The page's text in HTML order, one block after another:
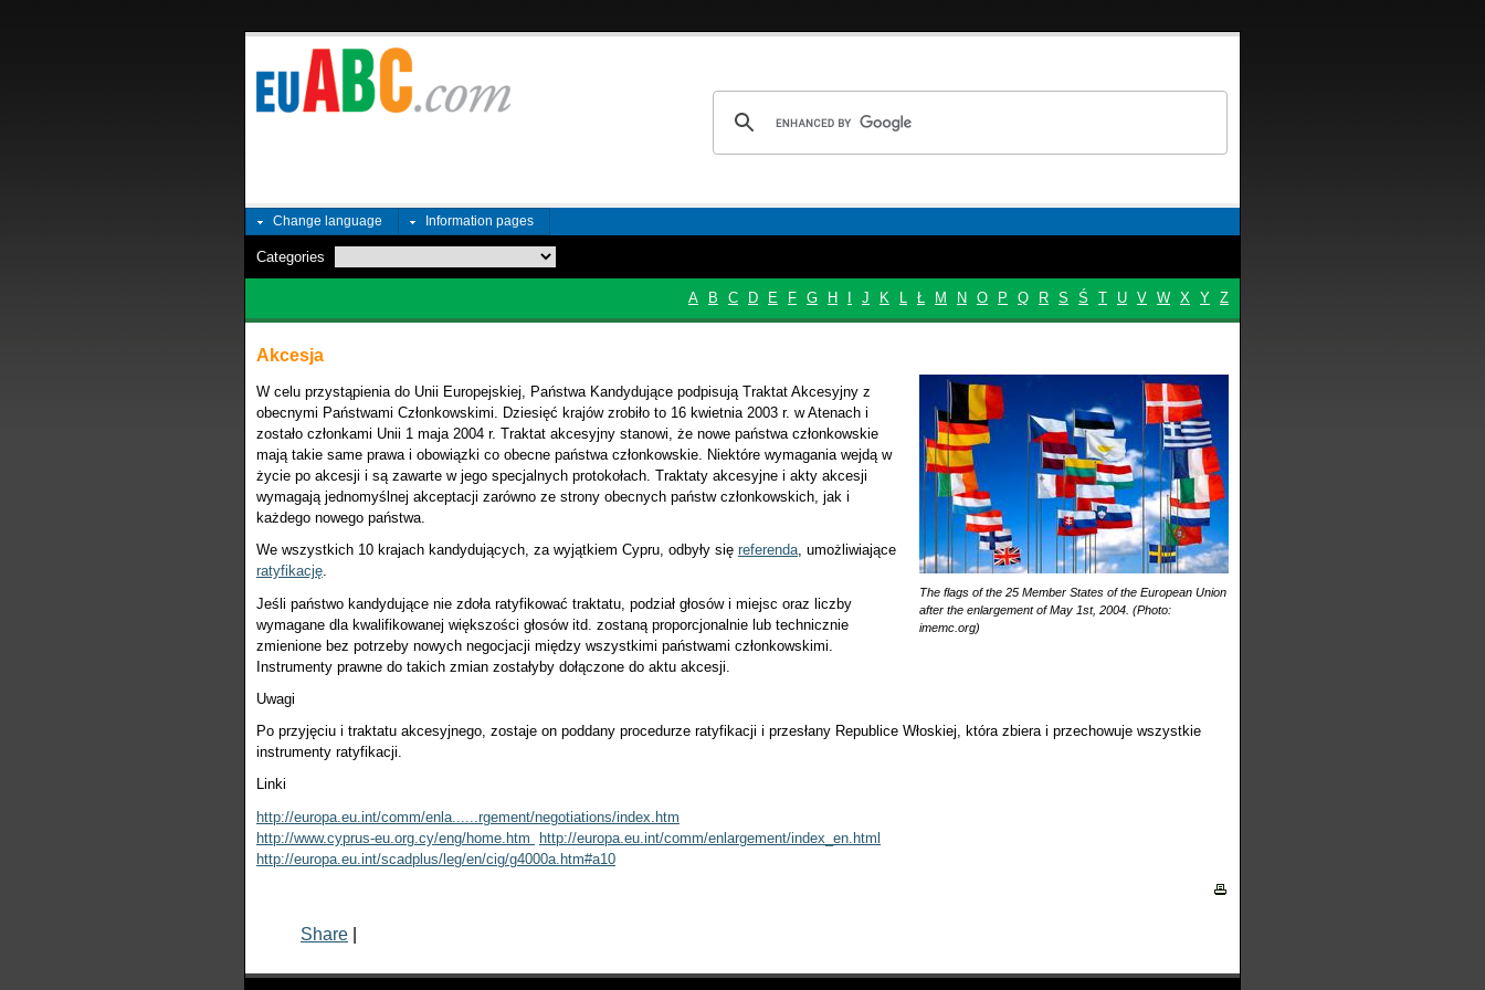
Change language Information pages
Categories
A B C D E F G H J K L Ł M N O P Q R S Ś T U V W X Y Z
Akcesja
The flags of the 25 Member States of the European Union
after the enlargement of May 1st, 2004. (Photo:
imemc.org)
W celu przystąpienia do Unii Europejskiej, Państwa Kandydujące podpisują Traktat Akcesyjny z
obecnymi Państwami Członkowskimi. Dziesięć krajów zrobiło to 16 kwietnia 2003 r. w Atenach i
zostało członkami Unii 1 maja 2004 r. Traktat akcesyjny stanowi, że nowe państwa członkowskie
mają takie same prawa i obowiązki co obecne państwa członkowskie. Niektóre wymagania wejdą w
życie po akcesji i są zawarte w jego specjalnych protokołach. Traktaty akcesyjne i akty akcesji
wymagają jednomyślnej akceptacji zarówno ze strony obecnych państw członkowskich, jak i
każdego nowego państwa.
We wszystkich 10 krajach kandydujących, za wyjątkiem Cypru, odbyły się referenda, umożliwiające
ratyfikację.
Jeśli państwo kandydujące nie zdoła ratyfikować traktatu, podział głosów i miejsc oraz liczby
wymagane dla kwalifikowanej większości głosów itd. zostaną proporcjonalnie lub technicznie
zmienione bez potrzeby nowych negocjacji między wszystkimi państwami członkowskimi.
Instrumenty prawne do takich zmian zostałyby dołączone do aktu akcesji.
Uwagi
Po przyjęciu i traktatu akcesyjnego, zostaje on poddany procedurze ratyfikacji i przesłany Republice Włoskiej, która zbiera i przechowuje wszystkie
instrumenty ratyfikacji.
Linki
http://europa.eu.int/comm/enla......rgement/negotiations/index.htm
http://www.cyprus-eu.org.cy/eng/home.htm
http://europa.eu.int/comm/enlargement/index_en.html
http://europa.eu.int/scadplus/leg/en/cig/g4000a.htm#a10
Share